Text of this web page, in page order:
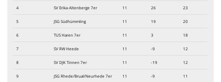
4 SV Erika-Altenberge 7er 11 26 23
5 JSG Südhümmling 11 19 20
6 TUS Haren 7er 11 3 18
7 SV RW Heede 11 -9 12
8 SV DJK Tinnen 7er 11 -19 12
9 JSG Rhede/Brual/Neurhede 7er 11 -9 11